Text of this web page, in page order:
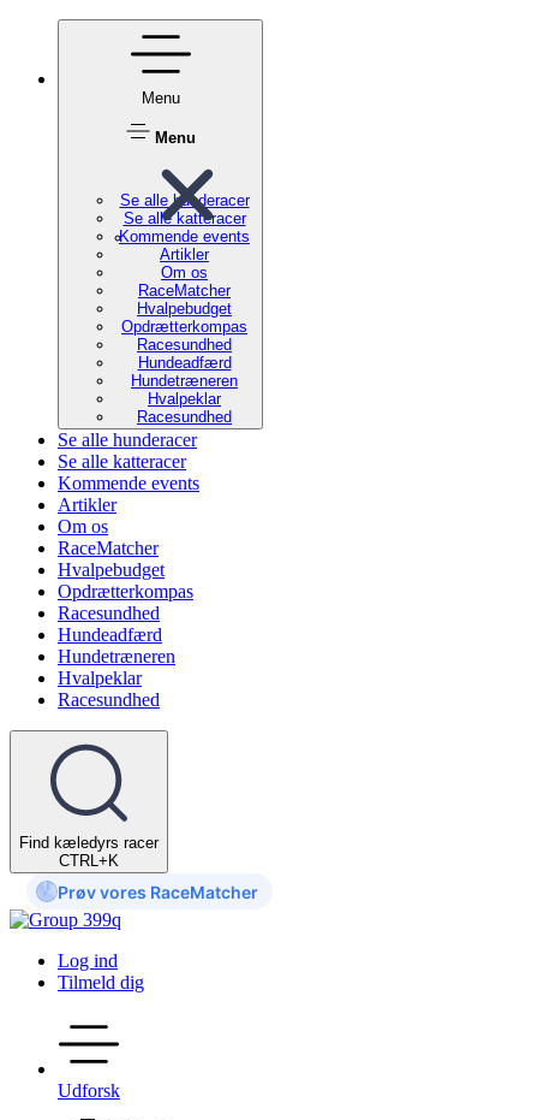
Menu
Menu
Se alle hunderacer
Se alle katteracer
Kommende events
Artikler
Om os
RaceMatcher
Hvalpebudget
Opdrætterkompas
Racesundhed
Hundeadfærd
Hundetræneren
Hvalpeklar
Racesundhed
Se alle hunderacer
Se alle katteracer
Kommende events
Artikler
Om os
RaceMatcher
Hvalpebudget
Opdrætterkompas
Racesundhed
Hundeadfærd
Hundetræneren
Hvalpeklar
Racesundhed
Find kæledyrs racer
CTRL+K
Prøv vores RaceMatcher
Log ind
Tilmeld dig
Udforsk